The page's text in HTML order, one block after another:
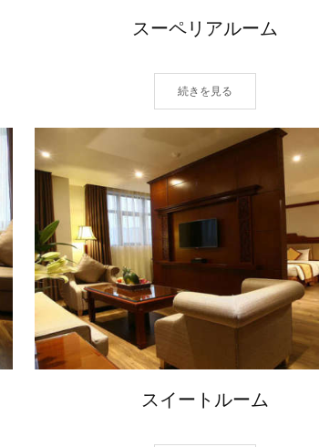
スーペリアルーム
続きを見る
スイートルーム